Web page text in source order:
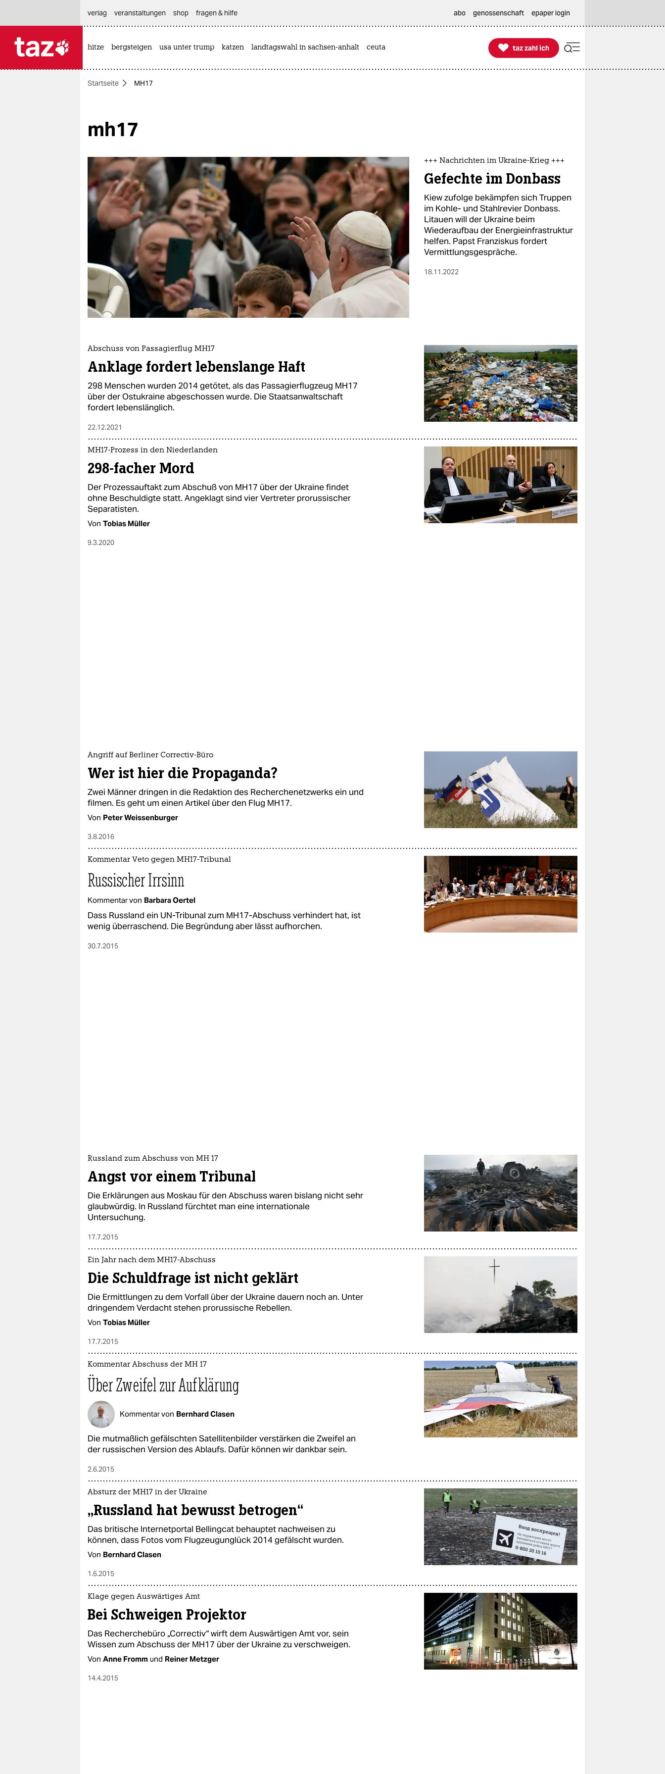
themen
öko
gesellschaft
kultur
sport
berlin
wahrheit
verlag
verlag
shop
fragen & hilfe
unterstützen
abo
genossenschaft
epaper login
verlag
veranstaltungen shop fragen & hilfe abo genossenschaft epaper login
hitze bergsteigen usa unter trump katzen landtagswahl in sachsen-anhalt ceuta 
taz zahl ich
taz zahl ich
Startseite MH17
mh17
+++ Nachrichten im Ukraine-Krieg +++
Gefechte im Donbass
Kiew zufolge bekämpfen sich Truppen
im Kohle- und Stahlrevier Donbass.
Litauen will der Ukraine beim
Wiederaufbau der Energieinfrastruktur
helfen. Papst Franziskus fordert
Vermittlungsgespräche.
18.11.2022
Abschuss von Passagierflug MH17
Anklage fordert lebenslange Haft
298 Menschen wurden 2014 getötet, als das Passagierflugzeug MH17
über der Ostukraine abgeschossen wurde. Die Staatsanwaltschaft
fordert lebenslänglich.
22.12.2021
MH17-Prozess in den Niederlanden
298-facher Mord
Der Prozessauftakt zum Abschuß von MH17 über der Ukraine findet
ohne Beschuldigte statt. Angeklagt sind vier Vertreter prorussischer
Separatisten.
Von Tobias Müller
9.3.2020
Angriff auf Berliner Correctiv-Büro
Wer ist hier die Propaganda?
Zwei Männer dringen in die Redaktion des Recherchenetzwerks ein und
filmen. Es geht um einen Artikel über den Flug MH17.
Von Peter Weissenburger
3.8.2016
Kommentar Veto gegen MH17-Tribunal
Russischer Irrsinn
Kommentar von Barbara Oertel
Dass Russland ein UN-Tribunal zum MH17-Abschuss verhindert hat, ist
wenig überraschend. Die Begründung aber lässt aufhorchen.
30.7.2015
Russland zum Abschuss von MH 17
Angst vor einem Tribunal
Die Erklärungen aus Moskau für den Abschuss waren bislang nicht sehr
glaubwürdig. In Russland fürchtet man eine internationale
Untersuchung.
17.7.2015
Ein Jahr nach dem MH17-Abschuss
Die Schuldfrage ist nicht geklärt
Die Ermittlungen zu dem Vorfall über der Ukraine dauern noch an. Unter
dringendem Verdacht stehen prorussische Rebellen.
Von Tobias Müller
17.7.2015
Kommentar Abschuss der MH 17
Über Zweifel zur Aufklärung
Kommentar von Bernhard Clasen
Die mutmaßlich gefälschten Satellitenbilder verstärken die Zweifel an
der russischen Version des Ablaufs. Dafür können wir dankbar sein.
2.6.2015
Absturz der MH17 in der Ukraine
„Russland hat bewusst betrogen“
Das britische Internetportal Bellingcat behauptet nachweisen zu
können, dass Fotos vom Flugzeugunglück 2014 gefälscht wurden.
Von Bernhard Clasen
1.6.2015
Klage gegen Auswärtiges Amt
Bei Schweigen Projektor
Das Recherchebüro „Correctiv“ wirft dem Auswärtigen Amt vor, sein
Wissen zum Abschuss der MH17 über der Ukraine zu verschweigen.
Von Anne Fromm und Reiner Metzger
14.4.2015